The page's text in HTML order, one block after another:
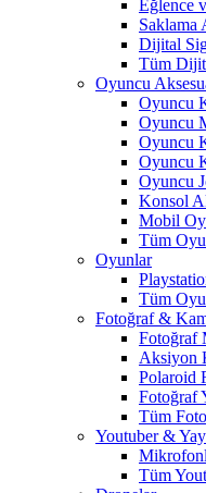
Eğlence
Saklama
Dijital
Tüm
Oyuncu
Oyuncu
Oyuncu
Oyuncu
Oyuncu
Oyuncu
Konsol
Mobil
Tüm
Oyunlar
Tüm
Fotoğraf &
Fotoğraf
Aksiyon
Polaroid
Fotoğraf
Tüm
Youtuber &
Tüm